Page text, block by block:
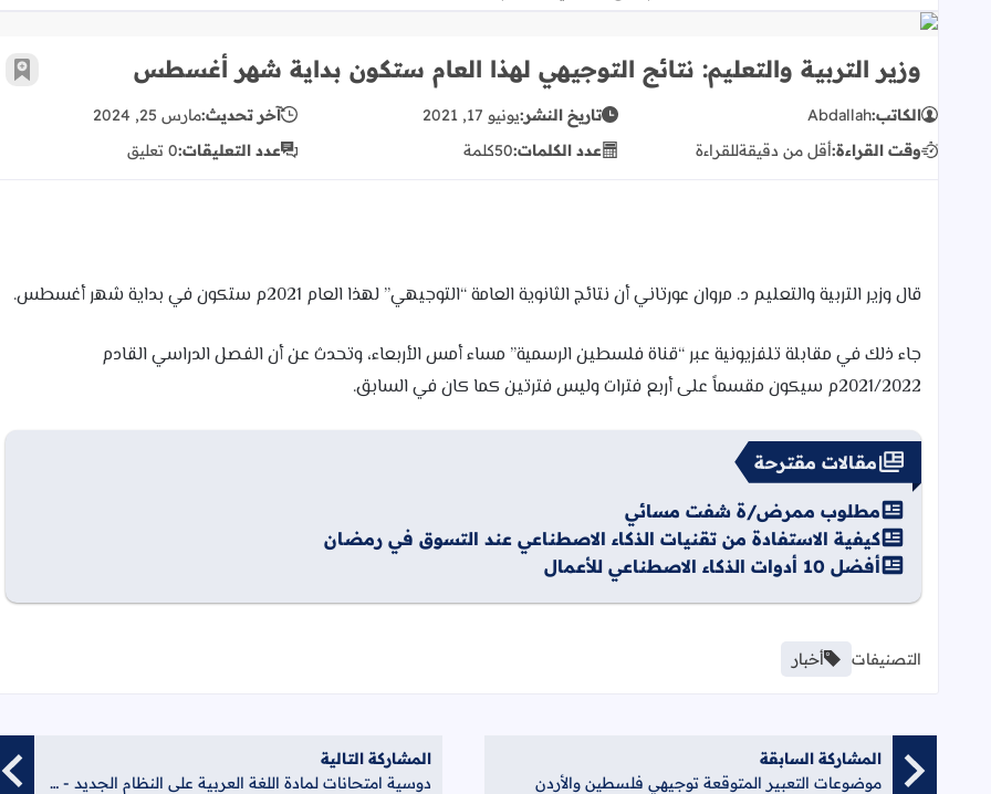
وزير التربية والتعليم: نتائج التوجيهي لهذا العام ستكون بداية شهر أغسطس
الكاتب:Abdallah تاريخ النشر:يونيو 17, 2021 آخر تحديث:مارس 25, 2024
وقت القراءة:أقل من دقيقةللقراءة عدد الكلمات:50كلمة عدد التعليقات:0 تعليق
قال وزير التربية والتعليم د. مروان عورتاني أن نتائج الثانوية العامة “التوجيهي” لهذا العام 2021م ستكون في بداية شهر أغسطس.
جاء ذلك في مقابلة تلفزيونية عبر “قناة فلسطين الرسمية” مساء أمس الأربعاء، وتحدث عن أن الفصل الدراسي القادم
2021/2022م سيكون مقسماً على أربع فترات وليس فترتين كما كان في السابق.
مقالات مقترحة
مطلوب ممرض/ة شفت مسائي
كيفية الاستفادة من تقنيات الذكاء الاصطناعي عند التسوق في رمضان
أفضل 10 أدوات الذكاء الاصطناعي للأعمال
التصنيفات أخبار
المشاركة السابقة
موضوعات التعبير المتوقعة توجيهي فلسطين والأردن
المشاركة التالية
دوسية امتحانات لمادة اللغة العربية على النظام الجديد - 2021 - منصة الشامل الإلكترونية